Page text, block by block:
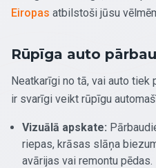
Eiropas atbilstoši jūsu
Rūpīga auto
Neatkarīgi no tā, vai auto
ir svarīgi veikt rūpīgu
Vizuālā apskate:
riepas, krāsas slāņa
avārijas vai remontu pēdas.